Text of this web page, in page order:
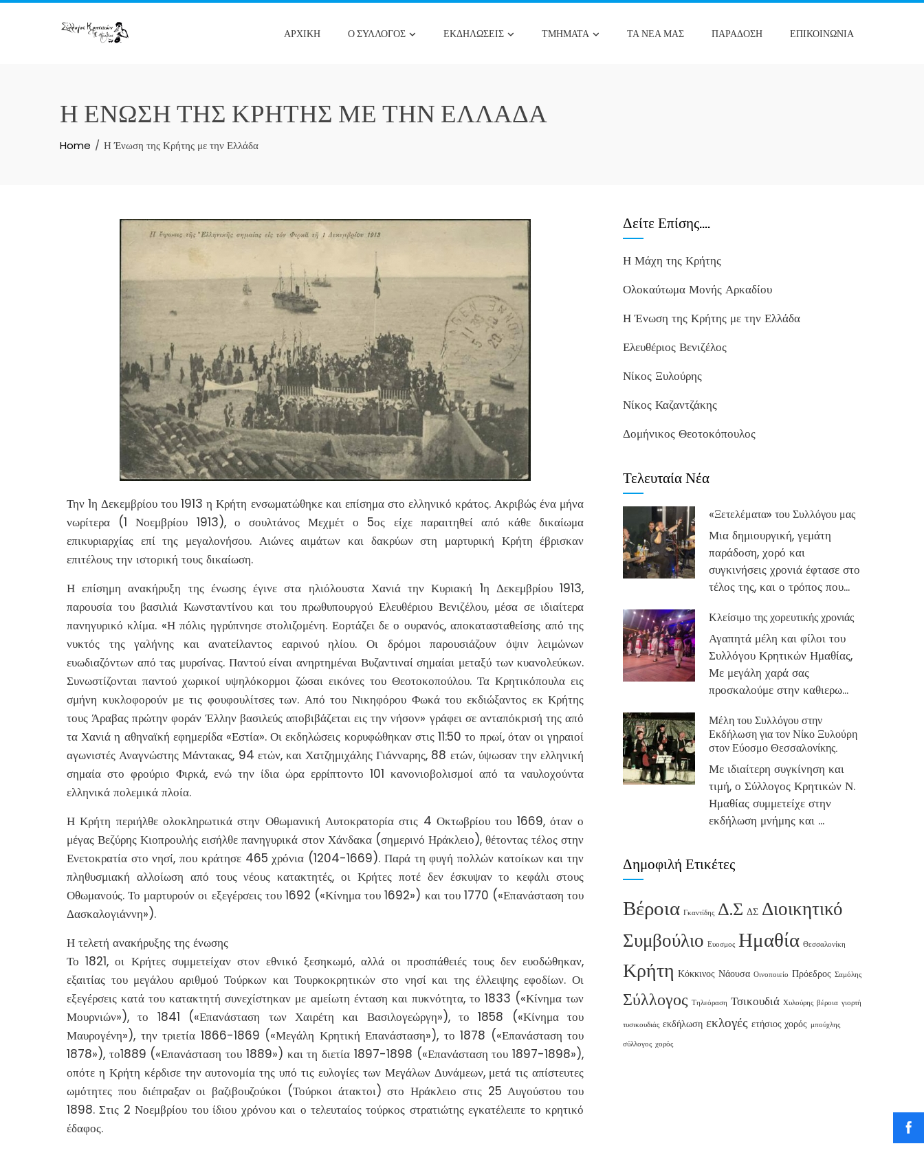
ΑΡΧΙΚΉ Ο ΣΥΛΛΟΓΟΣ ΕΚΔΗΛΩΣΕΙΣ ΤΜΗΜΑΤΑ ΤΑ ΝΈΑ ΜΑΣ ΠΑΡΆΔΟΣΗ ΕΠΙΚΟΙΝΩΝΊΑ
Η ΈΝΩΣΗ ΤΗΣ ΚΡΉΤΗΣ ΜΕ ΤΗΝ ΕΛΛΆΔΑ
Home Η Ένωση της Κρήτης με την Ελλάδα
Την 1η Δεκεμβρίου του 1913 η Κρήτη ενσωματώθηκε και επίσημα στο ελληνικό κράτος. Ακριβώς ένα μήνα
νωρίτερα (1 Νοεμβρίου 1913), ο σουλτάνος Μεχμέτ ο 5ος είχε παραιτηθεί από κάθε δικαίωμα
επικυριαρχίας επί της μεγαλονήσου. Αιώνες αιμάτων και δακρύων στη μαρτυρική Κρήτη έβρισκαν
επιτέλους την ιστορική τους δικαίωση.
Η επίσημη ανακήρυξη της ένωσης έγινε στα ηλιόλουστα Χανιά την Κυριακή 1η Δεκεμβρίου 1913,
παρουσία του βασιλιά Κωνσταντίνου και του πρωθυπουργού Ελευθέριου Βενιζέλου, μέσα σε ιδιαίτερα
πανηγυρικό κλίμα. «Η πόλις ηγρύπνησε στολιζομένη. Εορτάζει δε ο ουρανός, αποκατασταθείσης από της
νυκτός της γαλήνης και ανατείλαντος εαρινού ηλίου. Οι δρόμοι παρουσιάζουν όψιν λειμώνων
ευωδιαζόντων από τας μυρσίνας. Παντού είναι ανηρτημέναι Βυζαντιναί σημαίαι μεταξύ των κυανολεύκων.
Συνωστίζονται παντού χωρικοί υψηλόκορμοι ζώσαι εικόνες του Θεοτοκοπούλου. Τα Κρητικόπουλα εις
σμήνη κυκλοφορούν με τις φουφουλίτσες των. Από του Νικηφόρου Φωκά του εκδιώξαντος εκ Κρήτης
τους Άραβας πρώτην φοράν Έλλην βασιλεύς αποβιβάζεται εις την νήσον» γράφει σε ανταπόκρισή της από
τα Χανιά η αθηναϊκή εφημερίδα «Εστία». Οι εκδηλώσεις κορυφώθηκαν στις 11:50 το πρωί, όταν οι γηραιοί
αγωνιστές Αναγνώστης Μάντακας, 94 ετών, και Χατζημιχάλης Γιάνναρης, 88 ετών, ύψωσαν την ελληνική
σημαία στο φρούριο Φιρκά, ενώ την ίδια ώρα ερρίπτοντο 101 κανονιοβολισμοί από τα ναυλοχούντα
ελληνικά πολεμικά πλοία.
Η Κρήτη περιήλθε ολοκληρωτικά στην Οθωμανική Αυτοκρατορία στις 4 Οκτωβρίου του 1669, όταν ο
μέγας Βεζύρης Κιοπρουλής εισήλθε πανηγυρικά στον Χάνδακα (σημερινό Ηράκλειο), θέτοντας τέλος στην
Ενετοκρατία στο νησί, που κράτησε 465 χρόνια (1204-1669). Παρά τη φυγή πολλών κατοίκων και την
πληθυσμιακή αλλοίωση από τους νέους κατακτητές, οι Κρήτες ποτέ δεν έσκυψαν το κεφάλι στους
Οθωμανούς. Το μαρτυρούν οι εξεγέρσεις του 1692 («Κίνημα του 1692») και του 1770 («Επανάσταση του
Δασκαλογιάννη»).
Η τελετή ανακήρυξης της ένωσης
Το 1821, οι Κρήτες συμμετείχαν στον εθνικό ξεσηκωμό, αλλά οι προσπάθειές τους δεν ευοδώθηκαν,
εξαιτίας του μεγάλου αριθμού Τούρκων και Τουρκοκρητικών στο νησί και της έλλειψης εφοδίων. Οι
εξεγέρσεις κατά του κατακτητή συνεχίστηκαν με αμείωτη ένταση και πυκνότητα, το 1833 («Κίνημα των
Μουρνιών»), το 1841 («Επανάσταση των Χαιρέτη και Βασιλογεώργη»), το 1858 («Κίνημα του
Μαυρογένη»), την τριετία 1866-1869 («Μεγάλη Κρητική Επανάσταση»), το 1878 («Επανάσταση του
1878»), το1889 («Επανάσταση του 1889») και τη διετία 1897-1898 («Επανάσταση του 1897-1898»),
οπότε η Κρήτη κέρδισε την αυτονομία της υπό τις ευλογίες των Μεγάλων Δυνάμεων, μετά τις απίστευτες
ωμότητες που διέπραξαν οι βαζιβουζούκοι (Τούρκοι άτακτοι) στο Ηράκλειο στις 25 Αυγούστου του
1898. Στις 2 Νοεμβρίου του ίδιου χρόνου και ο τελευταίος τούρκος στρατιώτης εγκατέλειπε το κρητικό
έδαφος.
Δείτε Επίσης….
Η Μάχη της Κρήτης
Ολοκαύτωμα Μονής Αρκαδίου
Η Ένωση της Κρήτης με την Ελλάδα
Ελευθέριος Βενιζέλος
Νίκος Ξυλούρης
Νίκος Καζαντζάκης
Δομήνικος Θεοτοκόπουλος
Τελευταία Νέα
«Ξετελέματα» του Συλλόγου μας
Μια δημιουργική, γεμάτη
παράδοση, χορό και
συγκινήσεις χρονιά έφτασε στο
τέλος της, και ο τρόπος που...
Κλείσιμο της χορευτικής χρονιάς
Αγαπητά μέλη και φίλοι του
Συλλόγου Κρητικών Ημαθίας,
Με μεγάλη χαρά σας
προσκαλούμε στην καθιερω...
Μέλη του Συλλόγου στην
Εκδήλωση για τον Νίκο Ξυλούρη
στον Εύοσμο Θεσσαλονίκης.
Με ιδιαίτερη συγκίνηση και
τιμή, ο Σύλλογος Κρητικών Ν.
Ημαθίας συμμετείχε στην
εκδήλωση μνήμης και ...
Δημοφιλή Ετικέτες
Βέροια Γκαντίδης Δ.Σ ΔΣ Διοικητικό
Συμβούλιο Ευοσμος Ημαθία Θεσσαλονίκη
Κρήτη Κόκκινος Νάουσα Οινοποιείο Πρόεδρος Σαμόλης
Σύλλογος Τηλεόραση Τσικουδιά Χυλούρης βέροια γιορτή
τυσικουδιάς εκδήλωση εκλογές ετήσιος χορός μπούχλης
σύλλογος χορός